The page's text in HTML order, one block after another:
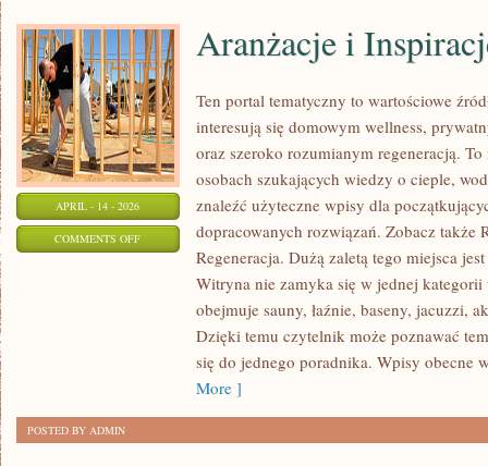
APRIL - 14 - 2026
COMMENTS OFFON
ARANŻACJE
INSPIRACJE
Aranżacje i
Ten portal tematyczny to wartościowe
interesują się domowym wellness,
oraz szeroko rozumianym regeneracją.
osobach szukających wiedzy o cieple,
znaleźć użyteczne wpisy dla
dopracowanych rozwiązań. Zobacz także
Regeneracja. Dużą zaletą tego miejsca
Witryna nie zamyka się w jednej kategorii
obejmuje sauny, łaźnie, baseny, jacuzzi,
Dzięki temu czytelnik może poznawać
się do jednego poradnika. Wpisy obecne
More ]
POSTED BY ADMIN